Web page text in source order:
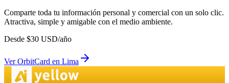
Comparte toda tu información personal y comercial con un solo clic.
Atractiva, simple y amigable con el medio ambiente.
Desde $30 USD/año
VerOrbitCard en Lima